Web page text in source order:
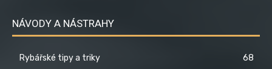
NÁVODY A NÁSTRAHY
Rybářské tipy a triky
68